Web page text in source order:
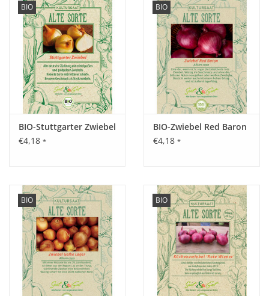
BIO
BIO-Stuttgarter Zwiebel
€4,18 *
BIO
BIO-Zwiebel Red Baron
€4,18 *
BIO BIO